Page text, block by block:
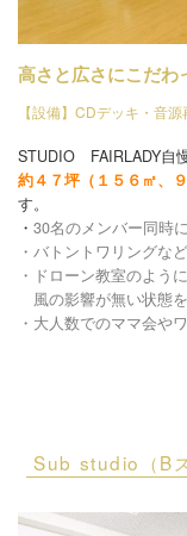
高さと広さにこだわ
【設備】CDデッキ・音
STUDIO FAIRLADY自
約４７坪（１５６㎡、９
す。
・ 30名のメンバー同時
・ バトントワリングな
・ドローン教室のよう
風の影響が無い状態
・大人数でのママ会や
Sub studio（Bス